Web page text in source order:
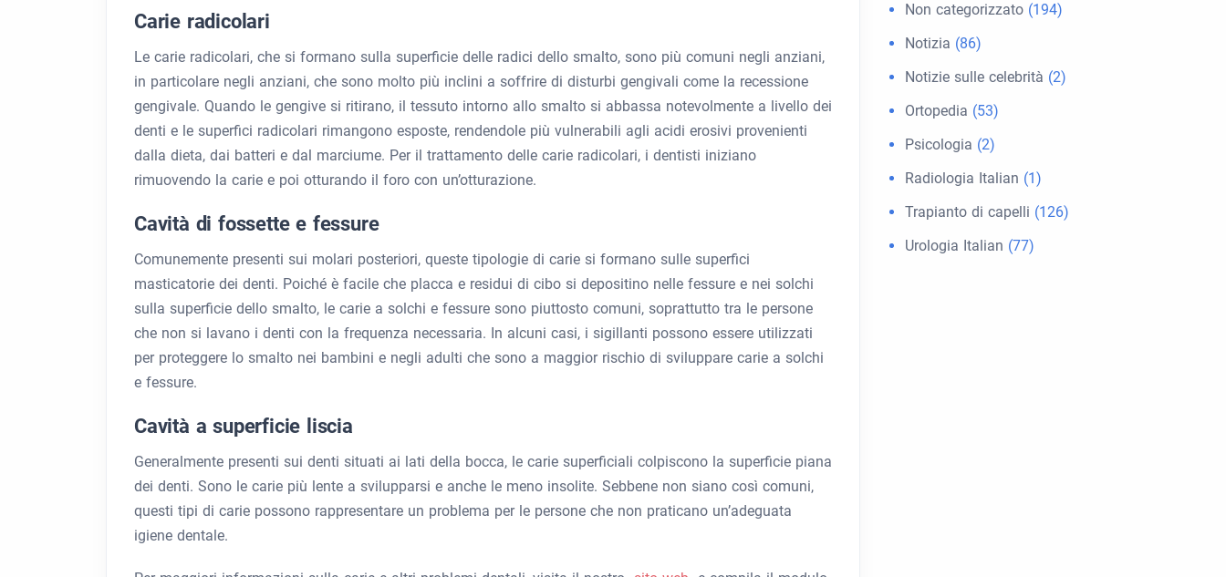
Carie radicolari
Le carie radicolari, che si formano sulla superficie delle radici dello smalto, sono più comuni negli anziani,
in particolare negli anziani, che sono molto più inclini a soffrire di disturbi gengivali come la recessione
gengivale. Quando le gengive si ritirano, il tessuto intorno allo smalto si abbassa notevolmente a livello dei
denti e le superfici radicolari rimangono esposte, rendendole più vulnerabili agli acidi erosivi provenienti
dalla dieta, dai batteri e dal marciume. Per il trattamento delle carie radicolari, i dentisti iniziano
rimuovendo la carie e poi otturando il foro con un’otturazione.
Cavità di fossette e fessure
Comunemente presenti sui molari posteriori, queste tipologie di carie si formano sulle superfici
masticatorie dei denti. Poiché è facile che placca e residui di cibo si depositino nelle fessure e nei solchi
sulla superficie dello smalto, le carie a solchi e fessure sono piuttosto comuni, soprattutto tra le persone
che non si lavano i denti con la frequenza necessaria. In alcuni casi, i sigillanti possono essere utilizzati
per proteggere lo smalto nei bambini e negli adulti che sono a maggior rischio di sviluppare carie a solchi
e fessure.
Cavità a superficie liscia
Generalmente presenti sui denti situati ai lati della bocca, le carie superficiali colpiscono la superficie piana
dei denti. Sono le carie più lente a svilupparsi e anche le meno insolite. Sebbene non siano così comuni,
questi tipi di carie possono rappresentare un problema per le persone che non praticano un’adeguata
igiene dentale.
Non categorizzato (194)
Notizia (86)
Notizie sulle celebrità (2)
Ortopedia (53)
Psicologia (2)
Radiologia Italian (1)
Trapianto di capelli (126)
Urologia Italian (77)